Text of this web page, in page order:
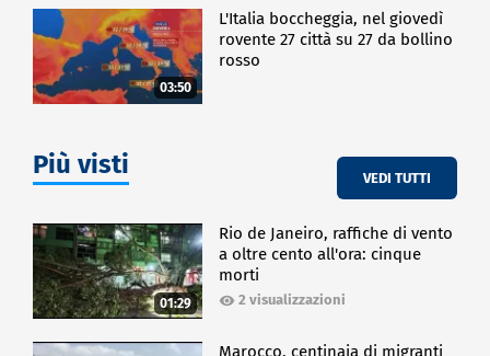
03:50
L'Italia boccheggia, nel giovedì
rovente 27 città su 27 da bollino
rosso
Più visti VEDI TUTTI
01:29
Rio de Janeiro, raffiche di vento
a oltre cento all'ora: cinque
morti
2 visualizzazioni
Marocco, centinaia di migranti